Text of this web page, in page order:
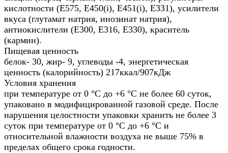
кислотности (Е575, Е450(i), Е451(i), Е331), усилители
вкуса (глутамат натрия, инозинат натрия),
антиокислители (Е300, Е316, Е330), краситель
(кармин).
Пищевая ценность
белок- 30, жир- 9, углеводы -4, энергетическая
ценность (калорийность) 217ккал/907кДж
Условия хранения
при температуре от 0 °С до +6 °С не более 60 суток,
упаковано в модифицированной газовой среде. После
нарушения целостности упаковки хранить не более 3
суток при температуре от 0 °С до +6 °С и
относительной влажности воздуха не выше 75% в
пределах общего срока годности.